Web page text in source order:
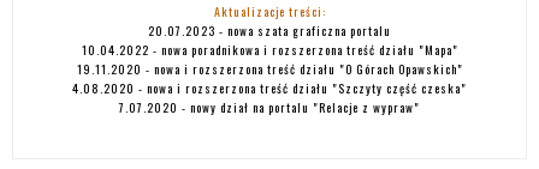
Aktualizacje treści:
20.07.2023 - nowa szata graficzna portalu
10.04.2022 - nowa poradnikowa i rozszerzona treść działu "Mapa"
19.11.2020 - nowa i rozszerzona treść działu "O Górach Opawskich"
4.08.2020 - nowa i rozszerzona treść działu "Szczyty część czeska"
7.07.2020 - nowy dział na portalu "Relacje z wypraw"